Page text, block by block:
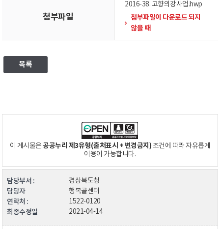
첨부파일
2016-38. 고향의강사업.hwp
첨부파일이 다운로드 되지
않을 때
목록
이 게시물은공공누리 제3유형(출처표시 + 변경금지)조건에 따라 자유롭게
이용이 가능합니다.
담당부서 : 경상북도청
담당자 행복콜센터
연락처 : 1522-0120
최종수정일 2021-04-14